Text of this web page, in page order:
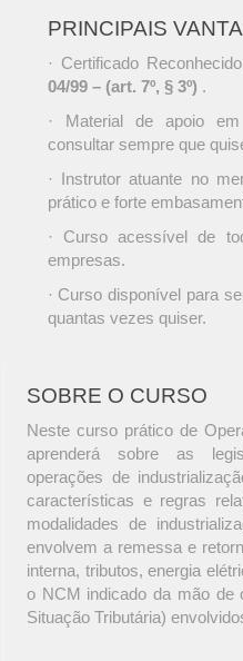
PRINCIPAIS
· Certificado
04/99 – (art. 7º, § 3º) .
· Material de apoio
consultar sempre que
· Instrutor atuante no
prático e forte
· Curso acessível de
empresas.
· Curso disponível para
quantas vezes quiser.
SOBRE O CURSO
Neste curso prático de
aprenderá sobre as
operações de
características e regras
modalidades de
envolvem a remessa e
interna, tributos, energia
o NCM indicado da mão de
Situação Tributária)